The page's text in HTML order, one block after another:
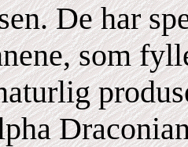
De har
som